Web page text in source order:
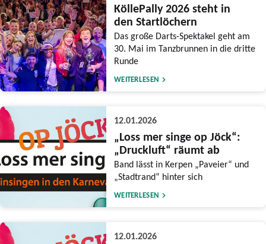
KöllePally 2026 steht in
den Startlöchern
Das große Darts-Spektakel geht am
30. Mai im Tanzbrunnen in die dritte
Runde
WEITERLESEN
12.01.2026
„Loss mer singe op Jöck“:
„Druckluft“ räumt ab
Band lässt in Kerpen „Paveier“ und
„Stadtrand“ hinter sich
WEITERLESEN
12.01.2026